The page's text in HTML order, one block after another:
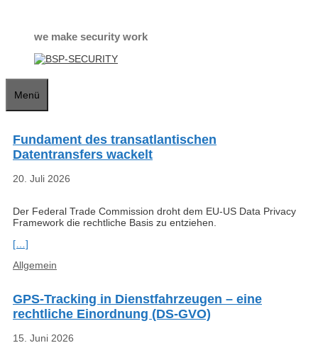
springenwe make security work
Menü
Fundament des transatlantischen
Datentransfers wackelt
20. Juli 2026
Der Federal Trade Commission droht dem EU-US Data Privacy
Framework die rechtliche Basis zu entziehen.
[…]
Kategorien
Allgemein
GPS-Tracking in Dienstfahrzeugen – eine
rechtliche Einordnung (DS-GVO)
15. Juni 2026